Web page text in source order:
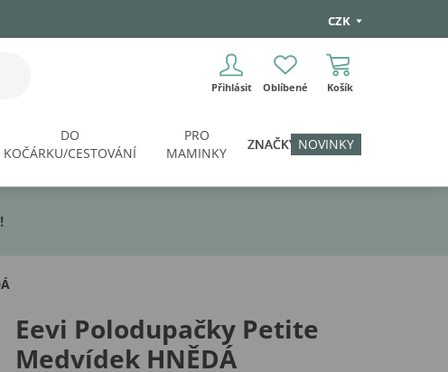
CZK
Přihlásit Oblíbené Košík
DO
KOČÁRKU/CESTOVÁNÍ
PRO
MAMINKY
ZNAČKY NOVINKY
Eevi Polodupačky Petite
Medvídek HNĚDÁ